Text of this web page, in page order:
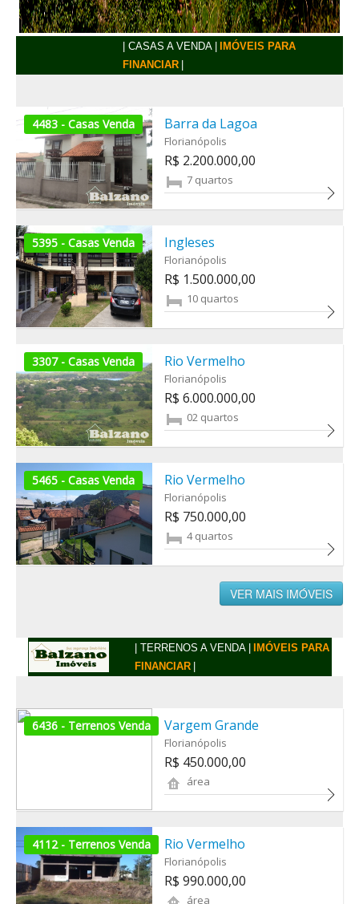
| CASAS A VENDA |
IMÓVEIS PARA
FINANCIAR
4483 - Casas Venda Barra da Lagoa
Florianópolis
R$ 2.200.000,00
7 quartos
5395 - Casas Venda Ingleses
Florianópolis
R$ 1.500.000,00
10 quartos
3307 - Casas Venda Rio Vermelho
Florianópolis
R$ 6.000.000,00
02 quartos
5465 - Casas Venda Rio Vermelho
Florianópolis
R$ 750.000,00
4 quartos
VER MAIS IMÓVEIS
| TERRENOS A VENDA |
IMÓVEIS PARA
FINANCIAR
6436 - Terrenos Venda Vargem Grande
Florianópolis
R$ 450.000,00
área
4112 - Terrenos Venda Rio Vermelho
Florianópolis
R$ 990.000,00
área